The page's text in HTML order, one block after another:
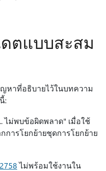
ตแบบสะสม
หาที่อธิบายไว้ในบทความ
:
ไม่พบข้อผิดพลาด" เมื่อใช้
การโยกย้ายชุดการโยกย้าย
ไม่พร้อมใช้งานใน